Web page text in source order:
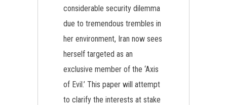
considerable security dilemma
due to tremendous trembles in
her environment, Iran now sees
herself targeted as an
exclusive member of the ‘Axis
of Evil.’ This paper will attempt
to clarify the interests at stake